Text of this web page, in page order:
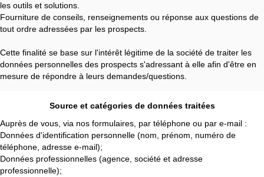
les outils et solutions.
Fourniture de conseils, renseignements ou réponse aux questions de
tout ordre adressées par les prospects.
Cette finalité se base sur l'intérêt légitime de la société de traiter les
données personnelles des prospects s'adressant à elle afin d'être en
mesure de répondre à leurs demandes/questions.
Source et catégories de données traitées
Auprès de vous, via nos formulaires, par téléphone ou par e-mail :
Données d'identification personnelle (nom, prénom, numéro de
téléphone, adresse e-mail);
Données professionnelles (agence, société et adresse
professionnelle);